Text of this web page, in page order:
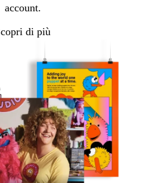
account.
di più